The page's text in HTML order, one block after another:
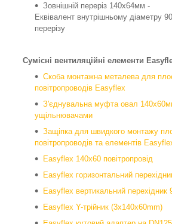
Зовнішній переріз 140x64мм -
Еквівалент внутрішньому діаметру
перерізу
Сумісні вентиляційні елементи
Скоба монтажна металева для
повітропроводів Easyflex
З'єднувальна муфта овал
ущільнювачами
Защіпка для швидкого монтажу
повітропроводів та елементів
Easyflex 140x60 повітропровід
Easyflex горизонтальний
Easyflex вертикальний перехідник
Easyflex Y-трійник (3x140x60mm)